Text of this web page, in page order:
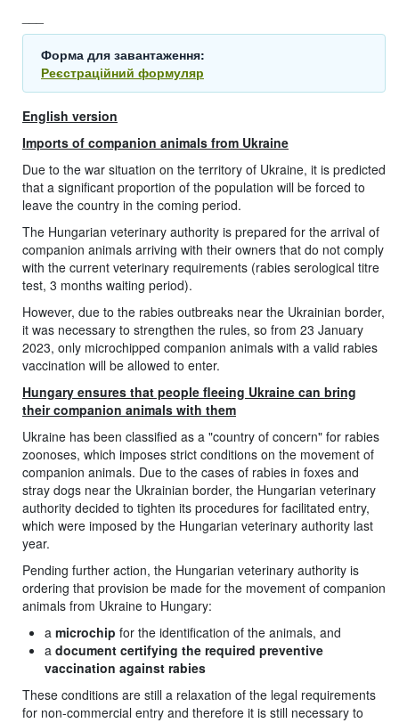
Форма для завантаження:
Реєстраційний формуляр
English version
Imports of companion animals from Ukraine
Due to the war situation on the territory of Ukraine, it is predicted
that a significant proportion of the population will be forced to
leave the country in the coming period.
The Hungarian veterinary authority is prepared for the arrival of
companion animals arriving with their owners that do not comply
with the current veterinary requirements (rabies serological titre
test, 3 months waiting period).
However, due to the rabies outbreaks near the Ukrainian border,
it was necessary to strengthen the rules, so from 23 January
2023, only microchipped companion animals with a valid rabies
vaccination will be allowed to enter.
Hungary ensures that people fleeing Ukraine can bring
their companion animals with them
Ukraine has been classified as a "country of concern" for rabies
zoonoses, which imposes strict conditions on the movement of
companion animals. Due to the cases of rabies in foxes and
stray dogs near the Ukrainian border, the Hungarian veterinary
authority decided to tighten its procedures for facilitated entry,
which were imposed by the Hungarian veterinary authority last
year.
Pending further action, the Hungarian veterinary authority is
ordering that provision be made for the movement of companion
animals from Ukraine to Hungary:
a microchip for the identification of the animals, and
a document certifying the required preventive
vaccination against rabies
These conditions are still a relaxation of the legal requirements
for non-commercial entry and therefore it is still necessary to